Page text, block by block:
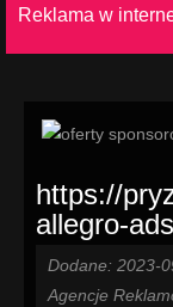
Reklama w
https://
allegro-
Dodane: 2023-
Agencje